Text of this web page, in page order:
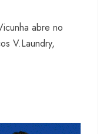
abre no
V.Laundry,